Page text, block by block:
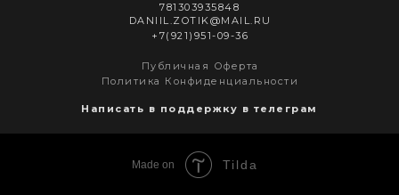
781303935848
DANIIL.ZOTIK@MAIL.RU
+7(921)951-09-36
Публичная Оферта
Политика Конфиденциальности
Написать в поддержку в телеграм
Made on Tilda